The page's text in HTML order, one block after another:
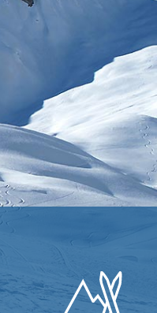
bis